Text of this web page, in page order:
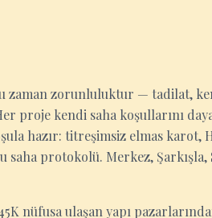
zaman zorunluluktur — tadilat,
proje kendi saha koşullarını
hazır: titreşimsiz elmas
saha protokolü. Merkez,
nüfusa ulaşan yapı